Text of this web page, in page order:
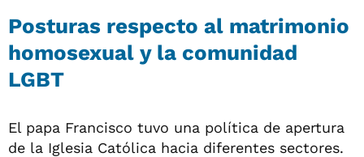
Posturas respecto al matrimonio
homosexual y la comunidad
LGBT
El papa Francisco tuvo una política de apertura
de la Iglesia Católica hacia diferentes sectores.